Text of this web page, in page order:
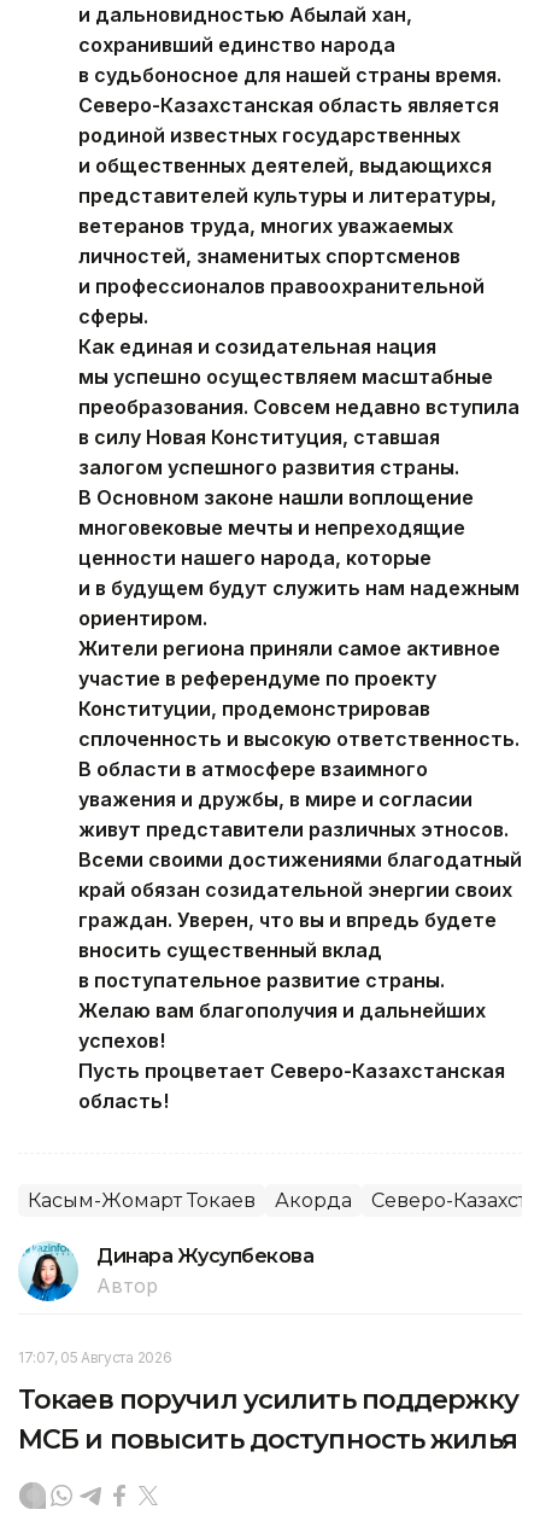
и дальновидностью Абылай хан,
сохранивший единство народа
в судьбоносное для нашей страны время.
Северо-Казахстанская область является
родиной известных государственных
и общественных деятелей, выдающихся
представителей культуры и литературы,
ветеранов труда, многих уважаемых
личностей, знаменитых спортсменов
и профессионалов правоохранительной
сферы.
Как единая и созидательная нация
мы успешно осуществляем масштабные
преобразования. Совсем недавно вступила
в силу Новая Конституция, ставшая
залогом успешного развития страны.
В Основном законе нашли воплощение
многовековые мечты и непреходящие
ценности нашего народа, которые
и в будущем будут служить нам надежным
ориентиром.
Жители региона приняли самое активное
участие в референдуме по проекту
Конституции, продемонстрировав
сплоченность и высокую ответственность.
В области в атмосфере взаимного
уважения и дружбы, в мире и согласии
живут представители различных этносов.
Всеми своими достижениями благодатный
край обязан созидательной энергии своих
граждан. Уверен, что вы и впредь будете
вносить существенный вклад
в поступательное развитие страны.
Желаю вам благополучия и дальнейших
успехов!
Пусть процветает Северо-Казахстанская
область!
Касым-Жомарт Токаев Акорда Северо-
Динара Жусупбекова
Автор
17:07, 05 Августа 2026
Токаев поручил усилить поддержку
МСБ и повысить доступность жилья